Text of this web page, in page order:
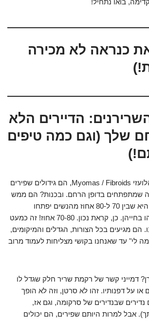
בואו נתחיל!
כנראה לא מכירה
הדיירים הלא
שלך (וגם כמה טיפים
שרירנים, או בשמם הלועזי Myomas / Fibroids, הם גידולים שפירים
שמתפתחים בדופן הרחם. ובכנות? הם ממש
לא נדירים. ההערכה היא שבין 70 ל-80 אחוז מהנשים יפתחו
שרירנים בשלב כלשהו בחייהן. כן, קראת נכון. 70-80 אחוז! זה כמעט
הם מגיעים בכל הצורות, הגדלים והמיקומים,
לי" עד שאנחנו בקושי מצליחות לעמוד מרוב
דמייני קשר של רקמת שריר חלק שגדל לו
על דפנותיו. זהו לא סרטן, וזה לא הופך
שבנדירים של סרקומה, וגם אז,
אבל למרות היותם שפירים, הם יכולים